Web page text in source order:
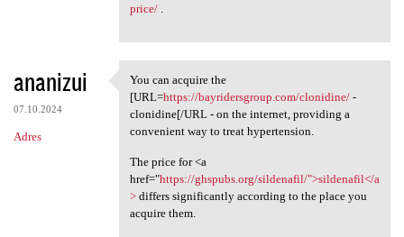
price/.
ananizui
07.10.2024
Adres
You can acquire the [URL
You can acquire the
[URL=https://bayridersgroup.com/clonidine/-
clonidine[/URL - on the internet, providing a
convenient way to treat hypertension.
The price for <a
href="https://ghspubs.org/sildenafil/">sildenafil</a
>differs significantly according to the place you
acquire them.